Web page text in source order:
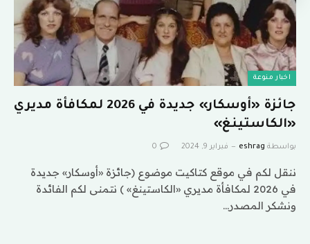
اخبار منوعة
جائزة «أوسكار» جديدة في 2026 لمكافأة مديري
«الكاستينغ»
بواسطة eshrag فبراير 9, 2024 0
ننقل لكم في موقع كتاكيت موضوع (جائزة «أوسكار» جديدة
في 2026 لمكافأة مديري «الكاستينغ» ) نتمنى لكم الفائدة
ونشكر المصدر…